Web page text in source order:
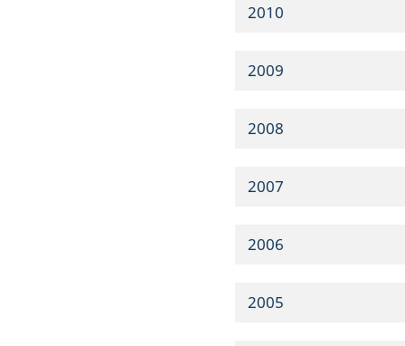
2010
2009
2008
2007
2006
2005